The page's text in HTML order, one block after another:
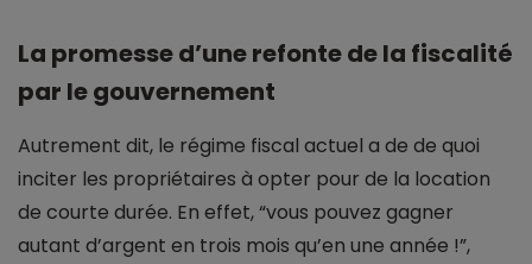
La promesse d’une refonte de la fiscalité
par le gouvernement
Autrement dit, le régime fiscal actuel a de de quoi
inciter les propriétaires à opter pour de la location
de courte durée. En effet, “vous pouvez gagner
autant d’argent en trois mois qu’en une année !”,